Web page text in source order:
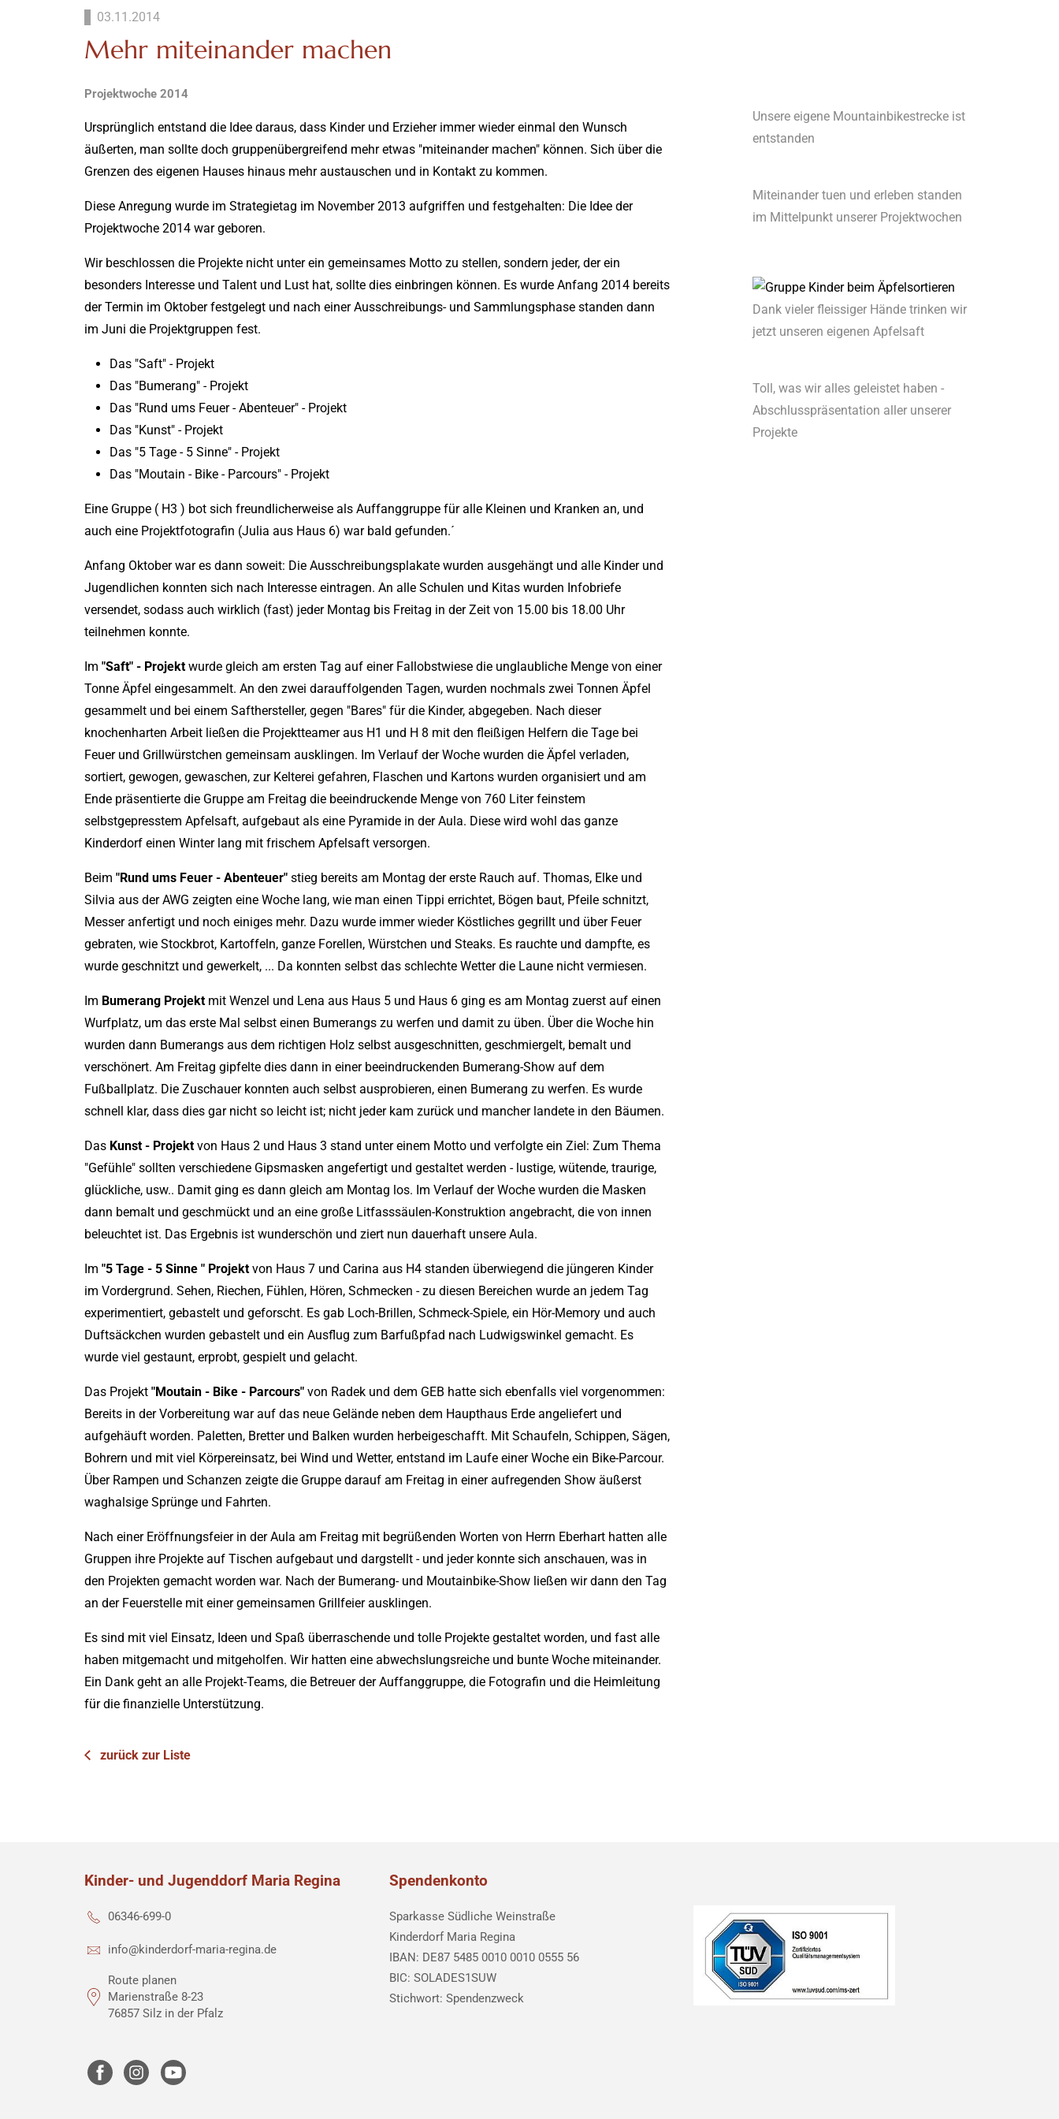
03.11.2014
Mehr miteinander machen
Projektwoche 2014
Ursprünglich entstand die Idee daraus, dass Kinder und Erzieher immer wieder einmal den Wunsch
äußerten, man sollte doch gruppenübergreifend mehr etwas "miteinander machen" können. Sich über die
Grenzen des eigenen Hauses hinaus mehr austauschen und in Kontakt zu kommen.
Diese Anregung wurde im Strategietag im November 2013 aufgriffen und festgehalten: Die Idee der
Projektwoche 2014 war geboren.
Wir beschlossen die Projekte nicht unter ein gemeinsames Motto zu stellen, sondern jeder, der ein
besonders Interesse und Talent und Lust hat, sollte dies einbringen können. Es wurde Anfang 2014 bereits
der Termin im Oktober festgelegt und nach einer Ausschreibungs- und Sammlungsphase standen dann
im Juni die Projektgruppen fest.
Das "Saft" - Projekt
Das "Bumerang" - Projekt
Das "Rund ums Feuer - Abenteuer" - Projekt
Das "Kunst" - Projekt
Das "5 Tage - 5 Sinne" - Projekt
Das "Moutain - Bike - Parcours" - Projekt
Eine Gruppe ( H3 ) bot sich freundlicherweise als Auffanggruppe für alle Kleinen und Kranken an, und
auch eine Projektfotografin (Julia aus Haus 6) war bald gefunden.´
Anfang Oktober war es dann soweit: Die Ausschreibungsplakate wurden ausgehängt und alle Kinder und
Jugendlichen konnten sich nach Interesse eintragen. An alle Schulen und Kitas wurden Infobriefe
versendet, sodass auch wirklich (fast) jeder Montag bis Freitag in der Zeit von 15.00 bis 18.00 Uhr
teilnehmen konnte.
Im "Saft" - Projektwurde gleich am ersten Tag auf einer Fallobstwiese die unglaubliche Menge von einer
Tonne Äpfel eingesammelt. An den zwei darauffolgenden Tagen, wurden nochmals zwei Tonnen Äpfel
gesammelt und bei einem Safthersteller, gegen "Bares" für die Kinder, abgegeben. Nach dieser
knochenharten Arbeit ließen die Projektteamer aus H1 und H 8 mit den fleißigen Helfern die Tage bei
Feuer und Grillwürstchen gemeinsam ausklingen. Im Verlauf der Woche wurden die Äpfel verladen,
sortiert, gewogen, gewaschen, zur Kelterei gefahren, Flaschen und Kartons wurden organisiert und am
Ende präsentierte die Gruppe am Freitag die beeindruckende Menge von 760 Liter feinstem
selbstgepresstem Apfelsaft, aufgebaut als eine Pyramide in der Aula. Diese wird wohl das ganze
Kinderdorf einen Winter lang mit frischem Apfelsaft versorgen.
Beim "Rund ums Feuer - Abenteuer" stieg bereits am Montag der erste Rauch auf. Thomas, Elke und
Silvia aus der AWG zeigten eine Woche lang, wie man einen Tippi errichtet, Bögen baut, Pfeile schnitzt,
Messer anfertigt und noch einiges mehr. Dazu wurde immer wieder Köstliches gegrillt und über Feuer
gebraten, wie Stockbrot, Kartoffeln, ganze Forellen, Würstchen und Steaks. Es rauchte und dampfte, es
wurde geschnitzt und gewerkelt, ... Da konnten selbst das schlechte Wetter die Laune nicht vermiesen.
Im Bumerang Projektmit Wenzel und Lena aus Haus 5 und Haus 6 ging es am Montag zuerst auf einen
Wurfplatz, um das erste Mal selbst einen Bumerangs zu werfen und damit zu üben. Über die Woche hin
wurden dann Bumerangs aus dem richtigen Holz selbst ausgeschnitten, geschmiergelt, bemalt und
verschönert. Am Freitag gipfelte dies dann in einer beeindruckenden Bumerang-Show auf dem
Fußballplatz. Die Zuschauer konnten auch selbst ausprobieren, einen Bumerang zu werfen. Es wurde
schnell klar, dass dies gar nicht so leicht ist; nicht jeder kam zurück und mancher landete in den Bäumen.
Das Kunst - Projektvon Haus 2 und Haus 3 stand unter einem Motto und verfolgte ein Ziel: Zum Thema
"Gefühle" sollten verschiedene Gipsmasken angefertigt und gestaltet werden - lustige, wütende, traurige,
glückliche, usw.. Damit ging es dann gleich am Montag los. Im Verlauf der Woche wurden die Masken
dann bemalt und geschmückt und an eine große Litfasssäulen-Konstruktion angebracht, die von innen
beleuchtet ist. Das Ergebnis ist wunderschön und ziert nun dauerhaft unsere Aula.
Im "5 Tage - 5 Sinne " Projektvon Haus 7 und Carina aus H4 standen überwiegend die jüngeren Kinder
im Vordergrund. Sehen, Riechen, Fühlen, Hören, Schmecken - zu diesen Bereichen wurde an jedem Tag
experimentiert, gebastelt und geforscht. Es gab Loch-Brillen, Schmeck-Spiele, ein Hör-Memory und auch
Duftsäckchen wurden gebastelt und ein Ausflug zum Barfußpfad nach Ludwigswinkel gemacht. Es
wurde viel gestaunt, erprobt, gespielt und gelacht.
Das Projekt "Moutain - Bike - Parcours" von Radek und dem GEB hatte sich ebenfalls viel vorgenommen:
Bereits in der Vorbereitung war auf das neue Gelände neben dem Haupthaus Erde angeliefert und
aufgehäuft worden. Paletten, Bretter und Balken wurden herbeigeschafft. Mit Schaufeln, Schippen, Sägen,
Bohrern und mit viel Körpereinsatz, bei Wind und Wetter, entstand im Laufe einer Woche ein Bike-Parcour.
Über Rampen und Schanzen zeigte die Gruppe darauf am Freitag in einer aufregenden Show äußerst
waghalsige Sprünge und Fahrten.
Nach einer Eröffnungsfeier in der Aula am Freitag mit begrüßenden Worten von Herrn Eberhart hatten alle
Gruppen ihre Projekte auf Tischen aufgebaut und dargstellt - und jeder konnte sich anschauen, was in
den Projekten gemacht worden war. Nach der Bumerang- und Moutainbike-Show ließen wir dann den Tag
an der Feuerstelle mit einer gemeinsamen Grillfeier ausklingen.
Es sind mit viel Einsatz, Ideen und Spaß überraschende und tolle Projekte gestaltet worden, und fast alle
haben mitgemacht und mitgeholfen. Wir hatten eine abwechslungsreiche und bunte Woche miteinander.
Ein Dank geht an alle Projekt-Teams, die Betreuer der Auffanggruppe, die Fotografin und die Heimleitung
für die finanzielle Unterstützung.
Unsere eigene Mountainbikestrecke ist
entstanden
Miteinander tuen und erleben standen
im Mittelpunkt unserer Projektwochen
Dank vieler fleissiger Hände trinken wir
jetzt unseren eigenen Apfelsaft
Toll, was wir alles geleistet haben -
Abschlusspräsentation aller unserer
Projekte
zurück zur Liste
Kinder- und Jugenddorf Maria Regina
06346-699-0
info@kinderdorf-maria-regina.de
Route planen
Marienstraße 8-23
76857 Silz in der Pfalz
Spendenkonto
Sparkasse Südliche Weinstraße
Kinderdorf Maria Regina
IBAN: DE87 5485 0010 0010 0555 56
BIC: SOLADES1SUW
Stichwort: Spendenzweck